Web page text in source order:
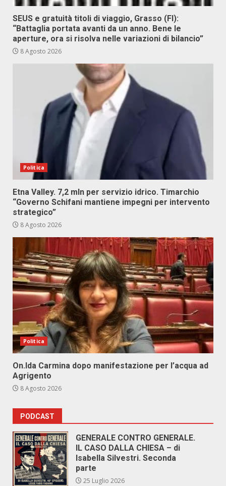
SEUS e gratuità titoli di viaggio, Grasso (FI):
“Battaglia portata avanti da un anno. Bene le
aperture, ora si risolva nelle variazioni di bilancio”
8 Agosto 2026
Politica
Etna Valley. 7,2 mln per servizio idrico. Timarchio
“Governo Schifani mantiene impegni per intervento
strategico”
8 Agosto 2026
Politica
On.Ida Carmina dopo manifestazione per l’acqua ad
Agrigento
8 Agosto 2026
PODCAST
GENERALE CONTRO GENERALE.
IL CASO DALLA CHIESA – di
Isabella Silvestri. Seconda
parte
25 Luglio 2026